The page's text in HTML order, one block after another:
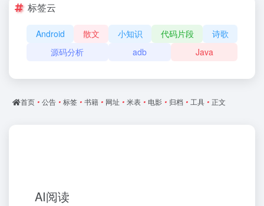
标签云
Android 散文 小知识 代码片段
诗歌
源码分析
adb Java
首页 • 公告 • 标签 • 书籍 • 网址 • 米表 • 电影 • 归档 • 工具 • 正文
AI阅读